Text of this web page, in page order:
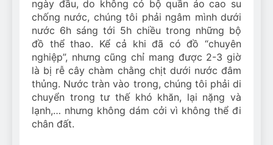
ngày đầu, do không có bộ quần áo cao su
chống nước, chúng tôi phải ngâm mình dưới
nước 6h sáng tới 5h chiều trong những bộ
đồ thể thao. Kể cả khi đã có đồ “chuyên
nghiệp”, nhưng cũng chỉ mang được 2-3 giờ
là bị rễ cây chàm chằng chịt dưới nước đâm
thủng. Nước tràn vào trong, chúng tôi phải di
chuyển trong tư thế khó khăn, lại nặng và
lạnh,… nhưng không dám cởi vì không thể đi
chân đất.